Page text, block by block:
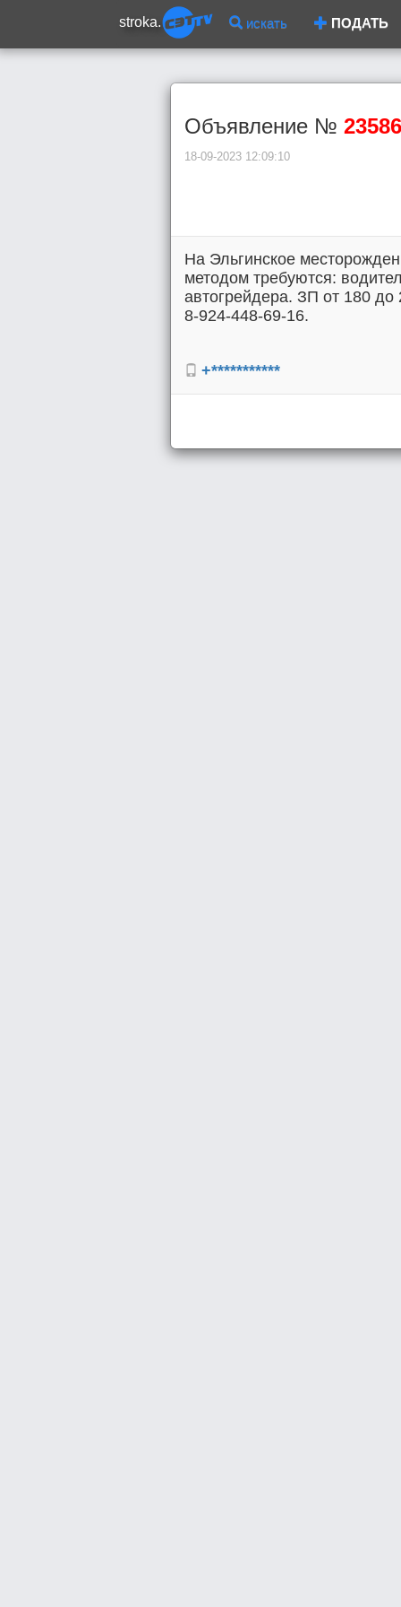
stroka. искать ПОДАТЬ
Объявление № 23586
18-09-2023 12:09:10
На Эльгинское
методом требуются:
автогрейдера. ЗП от 180
8-924-448-69-16.
+***********